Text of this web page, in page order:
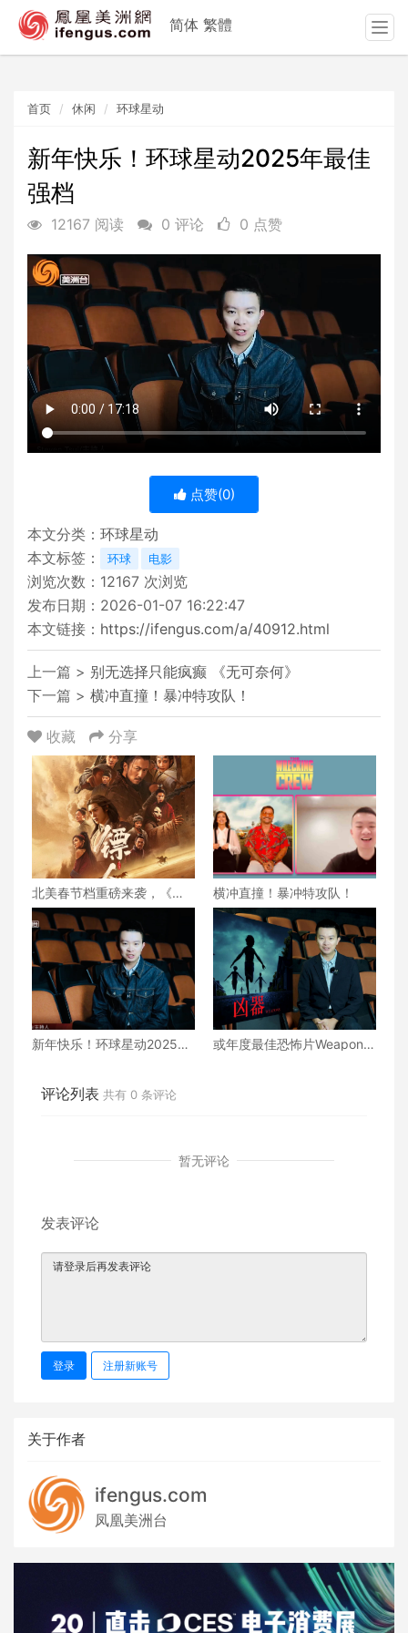
首页 休闲 环球星动
新年快乐！环球星动2025年最佳
强档
12167 阅读 0 评论 0 点赞
点赞(0)
本文分类： 环球星动
本文标签：
环球 电影
浏览次数： 12167 次浏览
发布日期：2026-01-07 16:22:47
本文链接： https://ifengus.com/a/40912.html
上一篇 > 别无选择只能疯癫 《无可奈何》
下一篇 > 横冲直撞！暴冲特攻队！
收藏 分享
北美春节档重磅来袭，《镖
人：风起大漠》亮刀!
横冲直撞！暴冲特攻队！
新年快乐！环球星动2025年
或年度最佳恐怖片Weapons
评论列表 共有 0 条评论
暂无评论
发表评论
登录 注册新账号
关于作者
ifengus.com
凤凰美洲台
简体 繁體
T
o
a